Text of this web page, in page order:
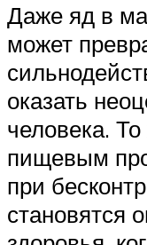
Даже яд в
может
оказать
человека.
пищевым
при
становятся